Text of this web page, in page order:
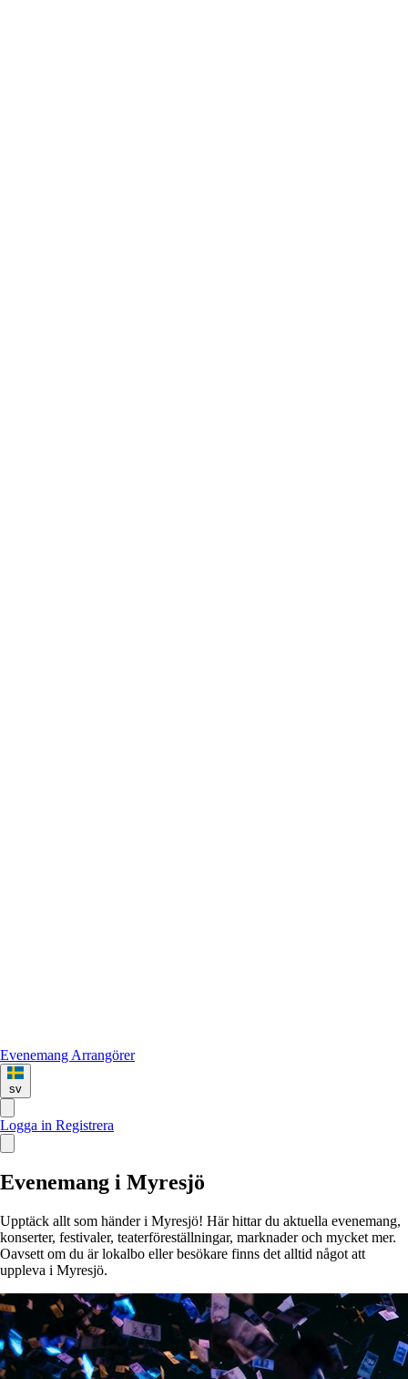
Evenemang Arrangörer
sv
Logga in Registrera
Evenemang i Myresjö
Upptäck allt som händer i Myresjö! Här hittar du aktuella evenemang,
konserter, festivaler, teaterföreställningar, marknader och mycket mer.
Oavsett om du är lokalbo eller besökare finns det alltid något att
uppleva i Myresjö.